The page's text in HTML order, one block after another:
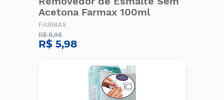
Acetona Farmax 100ml
FARMAX
R$ 8,98
R$ 5,98